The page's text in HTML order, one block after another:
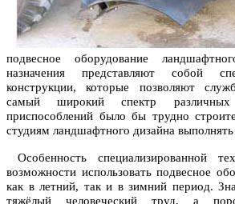
подвесное оборудование
назначения представляют собой
конструкции, которые позволяют
самый широкий спектр
приспособлений было бы трудно
студиям ландшафтного дизайна выполнять
Особенность специализированной
возможности использовать подвесное
как в летний, так и в зимний период.
тяжёлый человеческий труд, а